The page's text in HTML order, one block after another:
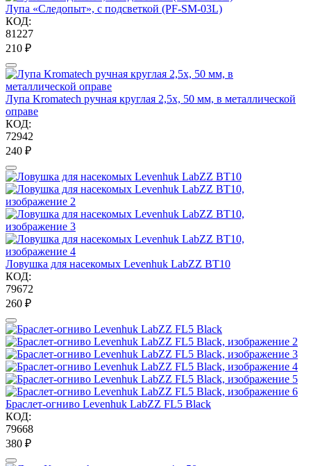
Лупа «Следопыт», с подсветкой (PF-SM-03L)
КОД:
81227
‍210‍ ₽
Лупа Kromatech ручная круглая 2,5х, 50 мм, в металлической
оправе
КОД:
72942
‍240‍ ₽
Ловушка для насекомых Levenhuk LabZZ BT10
КОД:
79672
‍260‍ ₽
Браслет-огниво Levenhuk LabZZ FL5 Black
КОД:
79668
‍380‍ ₽